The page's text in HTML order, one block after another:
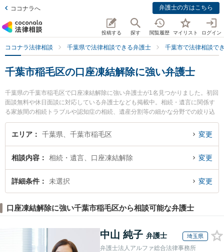
ココナラへ 弁護士の方はこちら
投稿する 探す 閲覧履歴 マイリスト ログイン
ココナラ法律相談 千葉県で法律相談できる弁護士 千葉市で法律相談で
千葉市稲毛区の口座凍結解除に強い弁護士
千葉県の千葉市稲毛区で口座凍結解除に強い弁護士が1名見つかりました。初回
面談無料や休日面談に対応している弁護士なども掲載中。相続・遺言に関係す
る家族間の相続トラブルや認知症の相続、遺産分割等の細かな分野での絞り込
み検索もでき便利です。特に藤尾法律事務所の藤尾 修太弁護士のプロフィール
情報や弁護士費用、強みなどが注目されています。『千葉市稲毛区で土日や夜
無料で口座凍結解除を法律相談できる千葉市稲毛区内の弁護士に相談予約した
い』などでお困りの相談者さんにおすすめです。
エリア 千葉県、千葉市稲毛区 変更
相談内容 相続・遺言、口座凍結解除 変更
詳細条件 未選択 変更
口座凍結解除に強い千葉市稲毛区から相談可能な弁護士
中山 純子 弁護士 埼玉県
弁護士法人アルファ総合法律事務所